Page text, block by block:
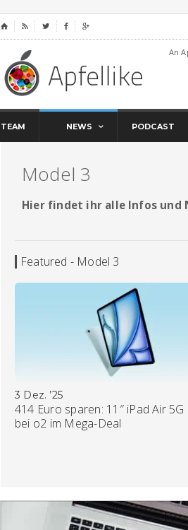
⌂    
An
TEAM NEWS PODCAST
Model 3
Hier findet ihr alle Infos und
Featured - Model 3
3 Dez. ’25
414 Euro sparen: 11″ iPad Air
bei o2 im Mega-Deal